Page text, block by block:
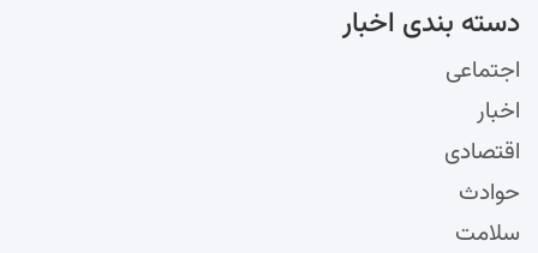
دسته‌ بندی اخبار
اجتماعی
اخبار
اقتصادی
حوادث
سلامت